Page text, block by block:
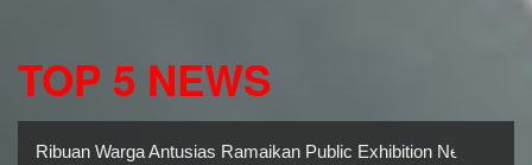
TOP 5 NEWS
Ribuan Warga Antusias Ramaikan Public Exhibition New